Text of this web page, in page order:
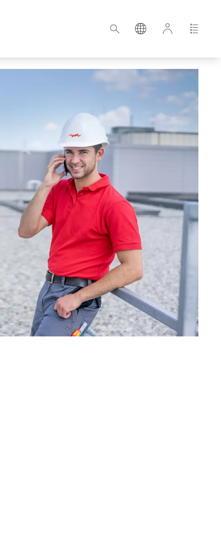
Kroatien
Estland
Deutschland
Ungarn
Lettland
Niederlande
Portugal
Slowenien
Schweiz